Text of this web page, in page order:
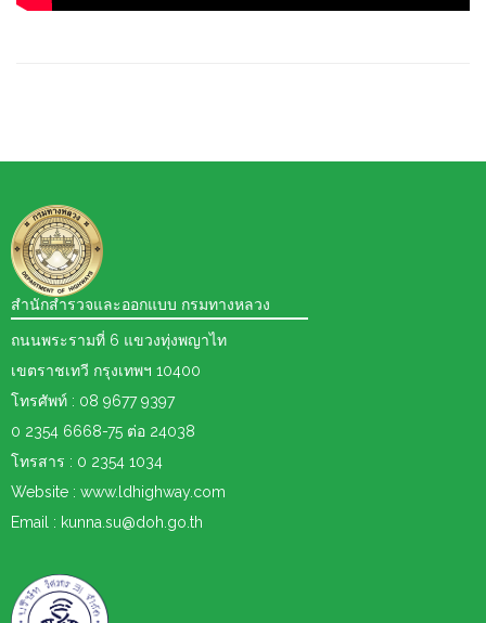
สำนักสำรวจและออกแบบ กรมทางหลวง
ถนนพระรามที่ 6 แขวงทุ่งพญาไท
เขตราชเทวี กรุงเทพฯ 10400
โทรศัพท์ : 08 9677 9397
0 2354 6668-75 ต่อ 24038
โทรสาร : 0 2354 1034
Website : www.ldhighway.com
Email : kunna.su@doh.go.th